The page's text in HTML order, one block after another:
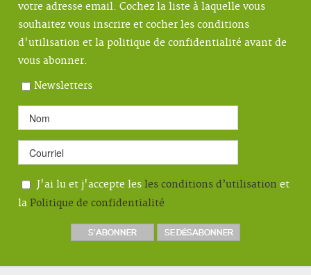
votre adresse email. Cochez la liste à laquelle vous
souhaitez vous inscrire et cocher les conditions
d'utilisation et la politique de confidentialité avant de
vous abonner.
Newsletters
J'ai lu et j'accepte les les conditions d’utilisation et
la Politique de confidentialité